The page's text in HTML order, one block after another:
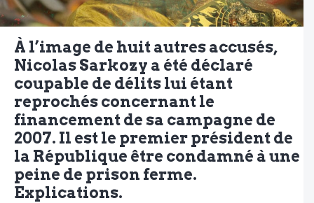
À l’image de huit autres accusés,
Nicolas Sarkozy a été déclaré
coupable de délits lui étant
reprochés concernant le
financement de sa campagne de
2007. Il est le premier président de
la République être condamné à une
peine de prison ferme.
Explications.